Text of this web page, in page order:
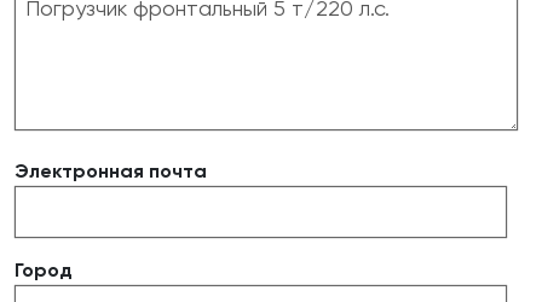
Электронная почта
Город